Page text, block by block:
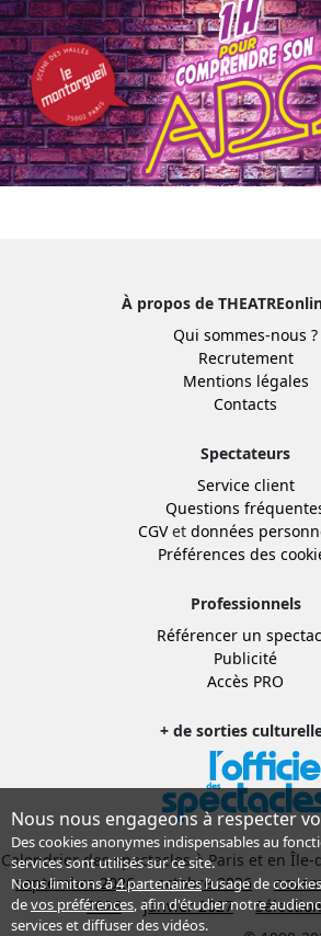
À propos de
Qui sommes-nous ?
Recrutement
Mentions légales
Contacts
Spectateurs
Service client
Questions
CGVet données
Préférences des
Professionnels
Référencer un
Publicité
Accès PRO
+ de sorties
Calendrier des spectacles à Paris et en Île-
septembre 2026
octobre 2026
2026
janvier 2027
Nous nous engageons à respecter
Des cookies anonymes indispensables au
services sont utilisés sur ce site.
Nous limitons à4 partenairesl’usage de
devos préférences, afin d'étudier notre
services et diffuser des vidéos.